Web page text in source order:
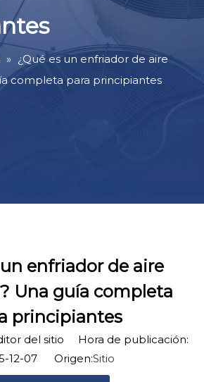
» ¿Qué es un enfriador de aire
completa para principiantes
enfriador de aire
Una guía completa
principiantes
del sitio Hora de publicación:
12-07 Origen:Sitio